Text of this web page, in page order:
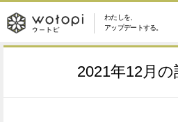
わたしを、
アップデートする。
wotopi
2021年12月 の